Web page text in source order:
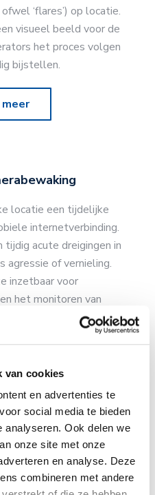
van cookies
en advertenties te
social media te bieden
analyseren. Ook delen we
onze site met onze
en analyse. Deze
combineren met andere
‘flares’) op locatie.
visueel beeld voor de
het proces volgen
bijstellen.
locatie een tijdelijke
internetverbinding.
acute dreigingen in
agressie of vernieling.
inzetbaar voor
het monitoren van
de industrie
speciaal opgeleid
Zij kennen de